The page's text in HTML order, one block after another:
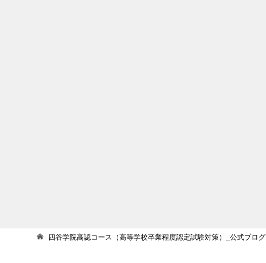
四谷学院高認コース（高等学校卒業程度認定試験対策）_公式ブログ